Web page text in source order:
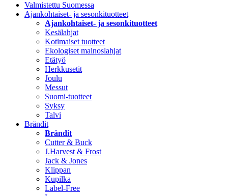
Valmistettu Suomessa
Ajankohtaiset- ja sesonkituotteet
Ajankohtaiset- ja sesonkituotteet
Kesälahjat
Kotimaiset tuotteet
Ekologiset mainoslahjat
Etätyö
Herkkusetit
Joulu
Messut
Suomi-tuotteet
Syksy
Talvi
Brändit
Brändit
Cutter & Buck
J.Harvest & Frost
Jack & Jones
Klippan
Kupilka
Label-Free